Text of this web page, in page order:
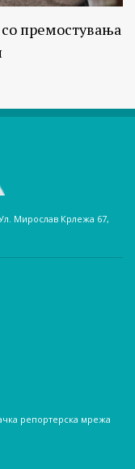
премостувања
Мирослав Крлежа 67,
репортерска мрежа